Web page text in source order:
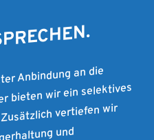
Anbindung an die
bieten wir ein selektives
vertiefen wir